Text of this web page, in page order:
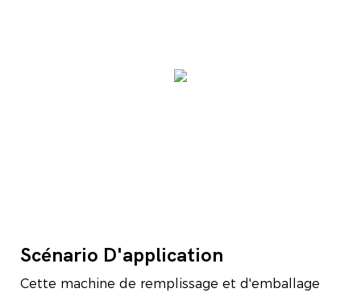
Scénario D'application
Cette machine de remplissage et d'emballage